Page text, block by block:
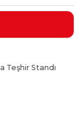
Teşhir Standı